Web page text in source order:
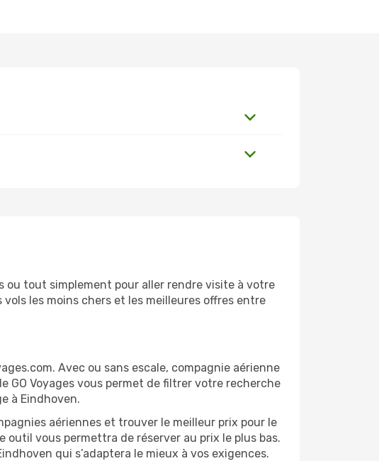
ou tout simplement pour aller rendre visite à votre
les moins chers et les meilleures offres entre
Avec ou sans escale, compagnie aérienne
Voyages vous permet de filtrer votre recherche
à Eindhoven.
aériennes et trouver le meilleur prix pour le
vous permettra de réserver au prix le plus bas.
qui s’adaptera le mieux à vos exigences.